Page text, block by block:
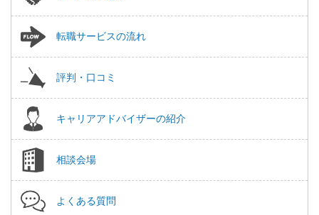
転職サービスの流れ
評判・口コミ
キャリアアドバイザーの紹介
相談会場
よくある質問